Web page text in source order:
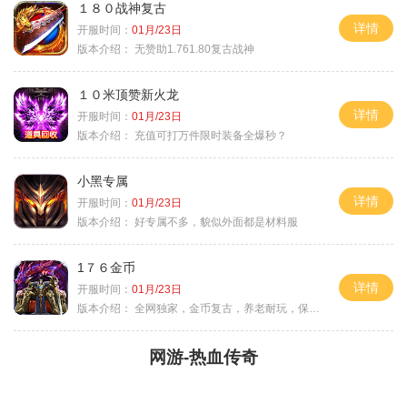
１８０战神复古
开服时间： 01月/23日
版本介绍： 无赞助1.761.80复古战神
详情
１０米顶赞新火龙
开服时间： 01月/23日
版本介绍：
充值可打万件限时装备全爆秒？
详情
小黑专属
开服时间： 01月/23日
版本介绍： 好专属不多，貌似外面都是材料服
详情
1７６金币
开服时间： 01月/23日
版本介绍： 全网独家，金币复古，养老耐玩，保底回収
详情
网游-热血传奇